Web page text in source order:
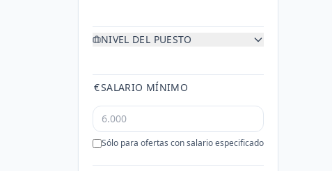
NIVEL DEL PUESTO
€SALARIO MÍNIMO
Sólo para ofertas con salario especificado